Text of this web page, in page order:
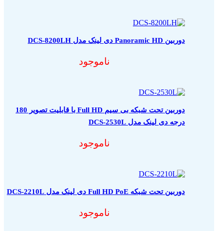
دوربین Panoramic HD دی لینک مدل DCS-8200LH
ناموجود
دوربین تحت شبکه بی سیم Full HD با قابلیت تصویر 180
درجه دی لینک مدل DCS-2530L
ناموجود
دوربین تحت شبکه Full HD PoE دی لینک مدل DCS-2210L
ناموجود